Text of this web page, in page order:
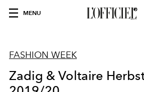
MENU
FASHION WEEK
Zadig & Voltaire